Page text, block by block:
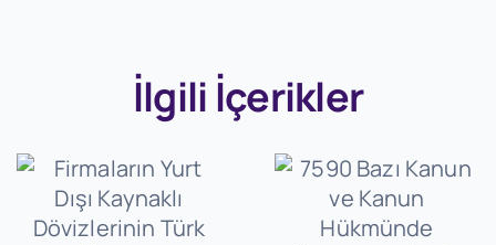
İlgili İçerikler